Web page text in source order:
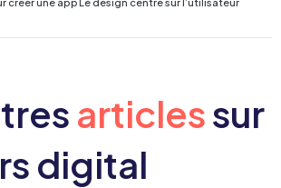
articlessur
digital